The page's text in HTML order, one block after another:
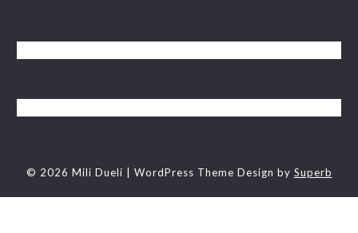
© 2026 Mili Dueli | WordPress Theme Design by Superb